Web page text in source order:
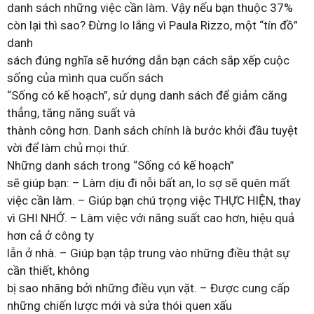
danh sách những việc cần làm. Vậy nếu bạn thuộc 37%
còn lại thì sao? Đừng lo lắng vì Paula Rizzo, một “tín đồ”
danh
sách đúng nghĩa sẽ hướng dẫn bạn cách sắp xếp cuộc
sống của mình qua cuốn sách
“Sống có kế hoạch”, sử dụng danh sách để giảm căng
thẳng, tăng năng suất và
thành công hơn. Danh sách chính là bước khởi đầu tuyệt
vời để làm chủ mọi thứ.
Những danh sách trong “Sống có kế hoạch”
sẽ giúp bạn: – Làm dịu đi nỗi bất an, lo sợ sẽ quên mất
việc cần làm. – Giúp bạn chú trọng việc THỰC HIỆN, thay
vì GHI NHỚ. – Làm việc với năng suất cao hơn, hiệu quả
hơn cả ở công ty
lẫn ở nhà. – Giúp bạn tập trung vào những điều thật sự
cần thiết, không
bị sao nhãng bởi những điều vụn vặt. – Được cung cấp
những chiến lược mới và sửa thói quen xấu